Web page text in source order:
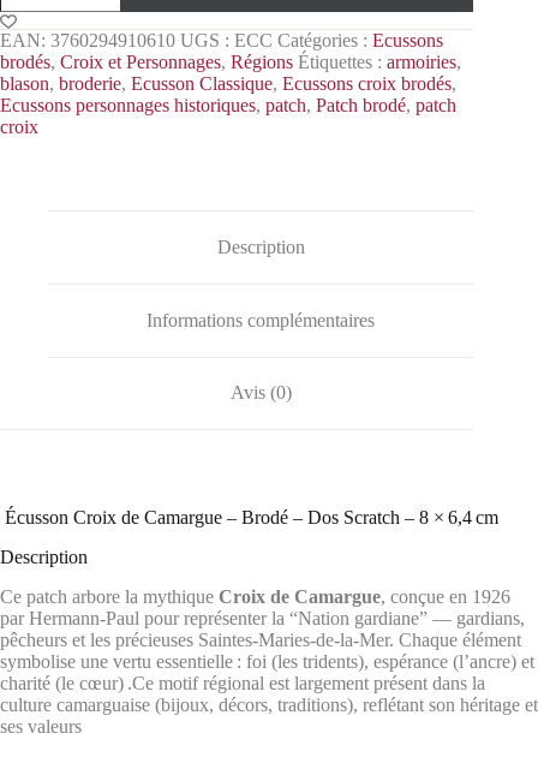
EAN: 3760294910610 UGS : ECC Catégories : Ecussons
brodés, Croix et Personnages, Régions Étiquettes : armoiries,
blason, broderie, Ecusson Classique, Ecussons croix brodés,
Ecussons personnages historiques, patch, Patch brodé, patch
croix
Description
Informations complémentaires
Avis (0)
️ Écusson Croix de Camargue – Brodé – Dos Scratch – 8 × 6,4 cm
Description
Ce patch arbore la mythique Croix de Camargue, conçue en 1926
par Hermann‑Paul pour représenter la “Nation gardiane” — gardians,
pêcheurs et les précieuses Saintes‑Maries‑de‑la‑Mer. Chaque élément
symbolise une vertu essentielle : foi (les tridents), espérance (l’ancre) et
charité (le cœur) .Ce motif régional est largement présent dans la
culture camarguaise (bijoux, décors, traditions), reflétant son héritage et
ses valeurs